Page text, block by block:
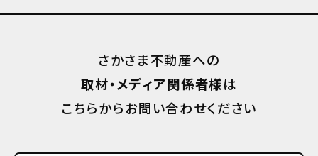
さかさま不動産への
取材・メディア関係者様は
こちらからお問い合わせください